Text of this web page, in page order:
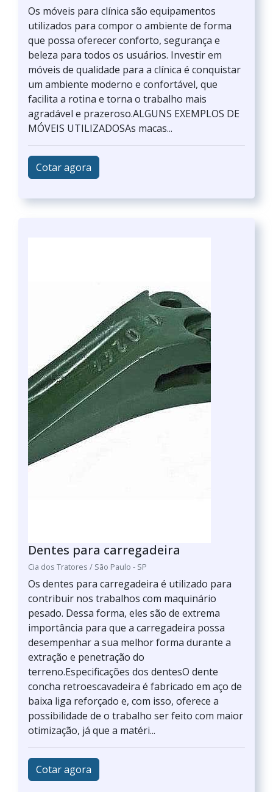
Os móveis para clínica são equipamentos
utilizados para compor o ambiente de forma
que possa oferecer conforto, segurança e
beleza para todos os usuários. Investir em
móveis de qualidade para a clínica é conquistar
um ambiente moderno e confortável, que
facilita a rotina e torna o trabalho mais
agradável e prazeroso.ALGUNS EXEMPLOS DE
MÓVEIS UTILIZADOSAs macas...
Cotar agora
Dentes para carregadeira
Cia dos Tratores / São Paulo - SP
Os dentes para carregadeira é utilizado para
contribuir nos trabalhos com maquinário
pesado. Dessa forma, eles são de extrema
importância para que a carregadeira possa
desempenhar a sua melhor forma durante a
extração e penetração do
terreno.Especificações dos dentesO dente
concha retroescavadeira é fabricado em aço de
baixa liga reforçado e, com isso, oferece a
possibilidade de o trabalho ser feito com maior
otimização, já que a matéri...
Cotar agora